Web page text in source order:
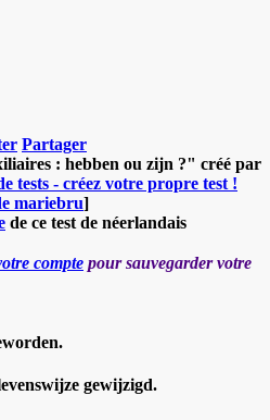
Partager
: hebben ou zijn ?" créé par
tests - créez votre propre test !
mariebru]
de ce test de néerlandais
compte pour sauvegarder votre
gewijzigd.